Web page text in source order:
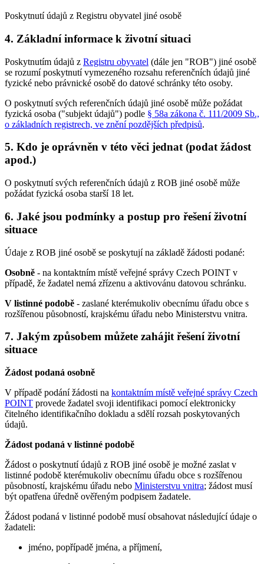
Poskytnutí údajů z Registru obyvatel jiné osobě
4. Základní informace k životní situaci
Poskytnutím údajů z Registru obyvatel (dále jen "ROB") jiné osobě
se rozumí poskytnutí vymezeného rozsahu referenčních údajů jiné
fyzické nebo právnické osobě do datové schránky této osoby.
O poskytnutí svých referenčních údajů jiné osobě může požádat
fyzická osoba ("subjekt údajů") podle § 58a zákona č. 111/2009 Sb.,
o základních registrech, ve znění pozdějších předpisů.
5. Kdo je oprávněn v této věci jednat (podat žádost
apod.)
O poskytnutí svých referenčních údajů z ROB jiné osobě může
požádat fyzická osoba starší 18 let.
6. Jaké jsou podmínky a postup pro řešení životní
situace
Údaje z ROB jiné osobě se poskytují na základě žádosti podané:
Osobně - na kontaktním místě veřejné správy Czech POINT v
případě, že žadatel nemá zřízenu a aktivovánu datovou schránku.
V listinné podobě - zaslané kterémukoliv obecnímu úřadu obce s
rozšířenou působností, krajskému úřadu nebo Ministerstvu vnitra.
7. Jakým způsobem můžete zahájit řešení životní
situace
Žádost podaná osobně
V případě podání žádosti na kontaktním místě veřejné správy Czech
POINT provede žadatel svoji identifikaci pomocí elektronicky
čitelného identifikačního dokladu a sdělí rozsah poskytovaných
údajů.
Žádost podaná v listinné podobě
Žádost o poskytnutí údajů z ROB jiné osobě je možné zaslat v
listinné podobě kterémukoliv obecnímu úřadu obce s rozšířenou
působností, krajskému úřadu nebo Ministerstvu vnitra; žádost musí
být opatřena úředně ověřeným podpisem žadatele.
Žádost podaná v listinné podobě musí obsahovat následující údaje o
žadateli:
jméno, popřípadě jména, a příjmení,